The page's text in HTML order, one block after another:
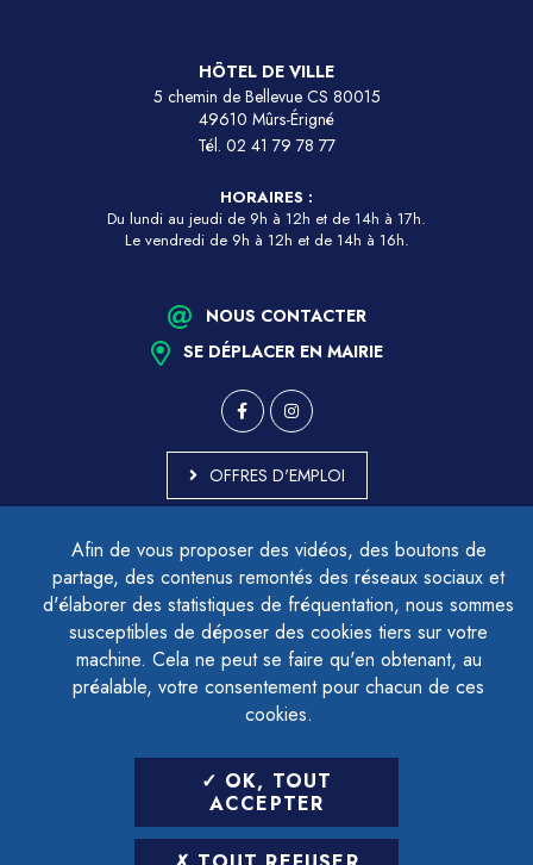
Afin de vous proposer des vidéos, des boutons de
partage, des contenus remontés des réseaux sociaux et
d'élaborer des statistiques de fréquentation, nous sommes
susceptibles de déposer des cookies tiers sur votre
machine. Cela ne peut se faire qu'en obtenant, au
préalable, votre consentement pour chacun de ces
cookies.
OK, TOUT
ACCEPTER
HÔTEL DE VILLE
5 chemin de Bellevue CS 80015
49610 Mûrs-Érigné
Tél. 02 41 79 78 77
HORAIRES :
Du lundi au jeudi de 9h à 12h et de 14h à 17h.
Le vendredi de 9h à 12h et de 14h à 16h.
NOUS CONTACTER
SE DÉPLACER EN MAIRIE
OFFRES D'EMPLOI
ACCESSIBILITÉ - PARTIELLEMENT CONFORME
PLAN DU SITE
MENTIONS LÉGALES
CONTACTER LE DÉLÉGUÉ À LA PROTECTION DES DONNÉES
GESTION DES COOKIES
LETTRE D'INFORMATION
SAISIR VOTRE ADRESSE E-MAIL
POUR VOUS INSCRIRE :